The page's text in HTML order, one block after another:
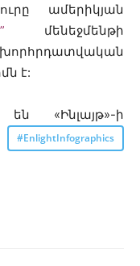
ամերիկյան
” մենեջմենթի
է:
«Ինլայթ»-ի
#EnlightInfographics